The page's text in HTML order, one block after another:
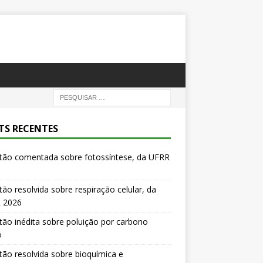
RECENTES
comentada sobre fotossíntese, da UFRR
resolvida sobre respiração celular, da
2026
inédita sobre poluição por carbono
resolvida sobre bioquímica e